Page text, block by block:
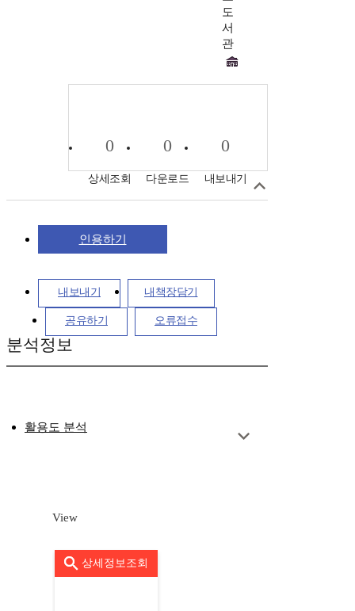
도
서
관
0
상세조회
0
다운로드
0
내보내기
인용하기
내보내기 내책장담기
공유하기 오류접수
분석정보
활용도 분석
View
상세정보조회